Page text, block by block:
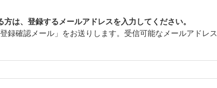
は、登録するメールアドレスを入力してください。
録確認メール」をお送りします。受信可能なメールアドレス